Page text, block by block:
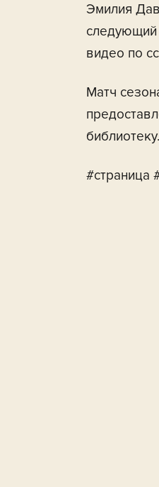
Эмилия
следующий
видео по
Матч
библиотеку.
#страница